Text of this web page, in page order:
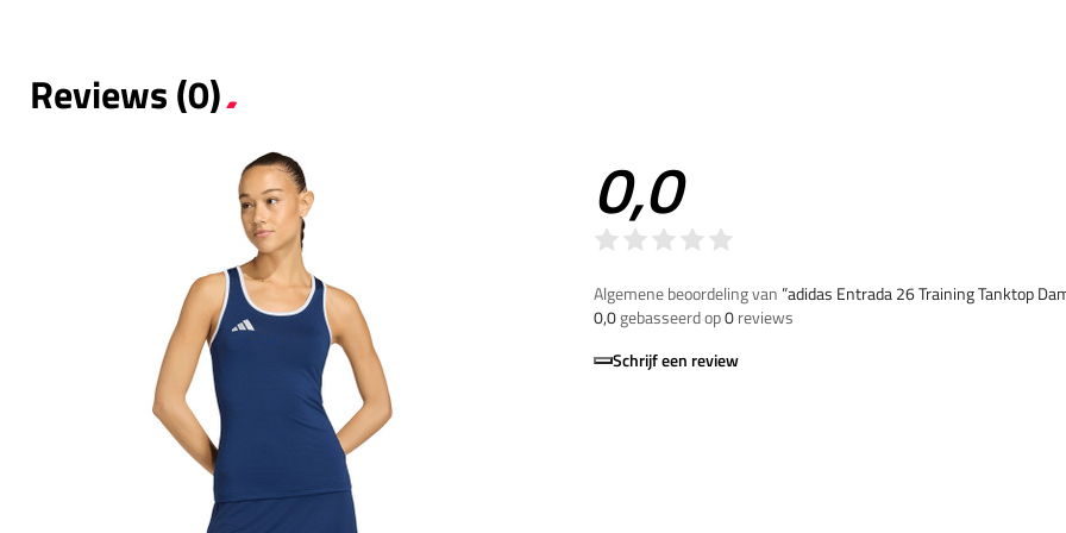
Reviews (0)
0,0
Algemene beoordeling van”adidas Entrada 26 Training Tanktop
0,0gebasseerd op0reviews
Schrijf een review